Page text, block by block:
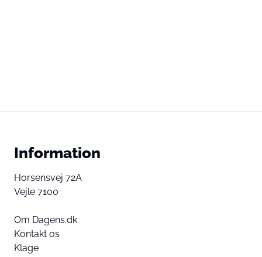
Information
Horsensvej 72A
Vejle 7100
Om Dagens.dk
Kontakt os
Klage